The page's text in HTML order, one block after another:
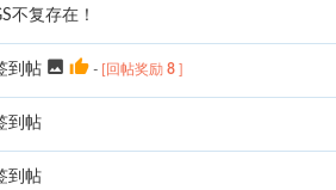
不复存在！
到帖 - [回帖奖励 8]
到帖
到帖